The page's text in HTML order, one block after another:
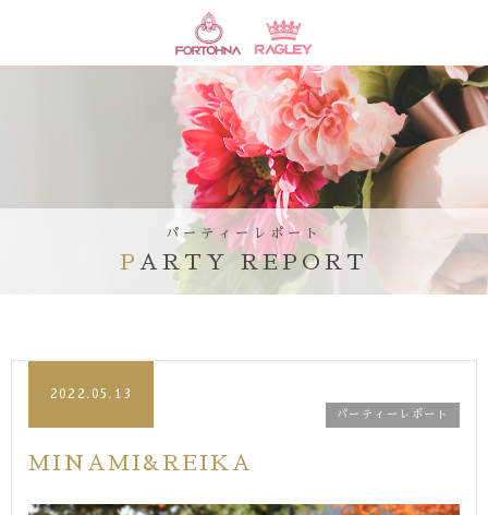
パーティーレポート
PARTY REPORT
2022.05.13
パーティーレポート
MINAMI&REIKA